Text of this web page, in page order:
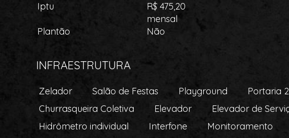
Iptu
R$ 475,20
mensal
Plantão
Não
INFRAESTRUTURA
Zelador Salão de Festas Playground Portaria
Churrasqueira Coletiva
Elevador Elevador de
Hidrômetro individual
Interfone Monitoramento